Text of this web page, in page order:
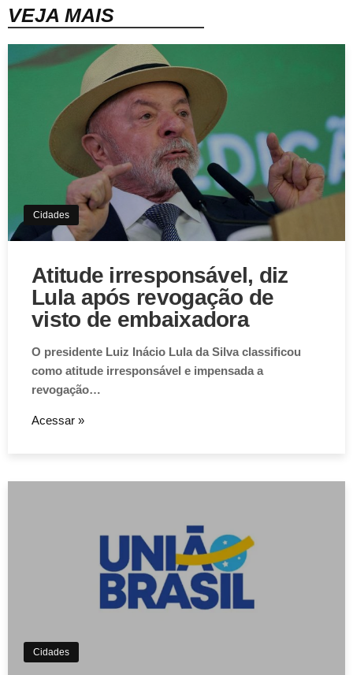
VEJA MAIS
Cidades
Atitude irresponsável, diz
Lula após revogação de
visto de embaixadora
O presidente Luiz Inácio Lula da Silva classificou
como atitude irresponsável e impensada a
revogação…
Acessar »
Cidades